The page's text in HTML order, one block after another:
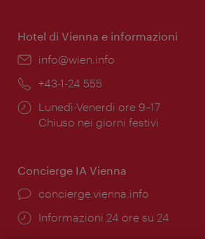
Hotel di Vienna e informazioni
Email:
info@wien.info
Telefono:
+43-1-24 555
Orari
di
Lunedì-Venerdì ore 9–17
Chiuso nei giorni festivi
Concierge IA Vienna
Ort:
concierge.vienna.info
Öffnungszeiten:
Informazioni 24 ore su 24